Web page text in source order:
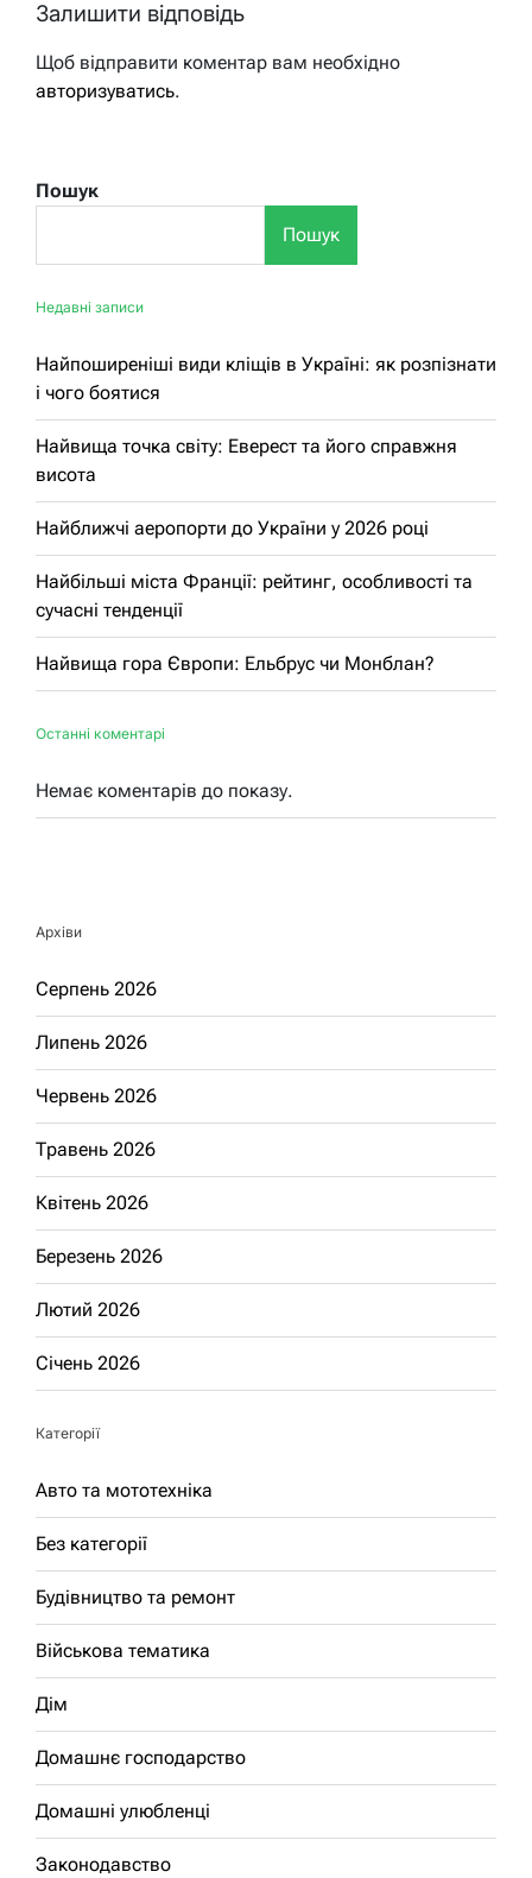
Залишити відповідь
Щоб відправити коментар вам необхідно
авторизуватись.
Пошук
Пошук
Недавні записи
Найпоширеніші види кліщів в Україні: як розпізнати
і чого боятися
Найвища точка світу: Еверест та його справжня
висота
Найближчі аеропорти до України у 2026 році
Найбільші міста Франції: рейтинг, особливості та
сучасні тенденції
Найвища гора Європи: Ельбрус чи Монблан?
Останні коментарі
Немає коментарів до показу.
Архіви
Серпень 2026
Липень 2026
Червень 2026
Травень 2026
Квітень 2026
Березень 2026
Лютий 2026
Січень 2026
Категорії
Авто та мототехніка
Без категорії
Будівництво та ремонт
Військова тематика
Дім
Домашнє господарство
Домашні улюбленці
Законодавство